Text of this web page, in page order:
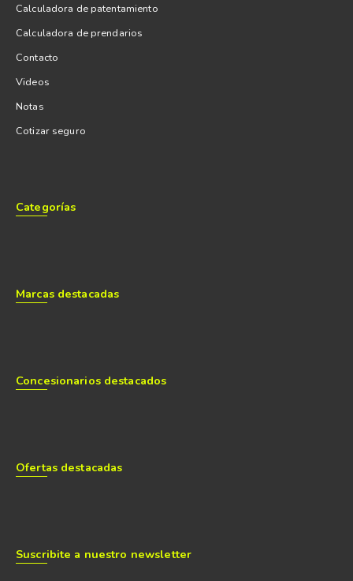
Calculadora de patentamiento
Calculadora de prendarios
Contacto
Videos
Notas
Cotizar seguro
Categorías
Marcas destacadas
Concesionarios destacados
Ofertas destacadas
Suscribite a nuestro newsletter